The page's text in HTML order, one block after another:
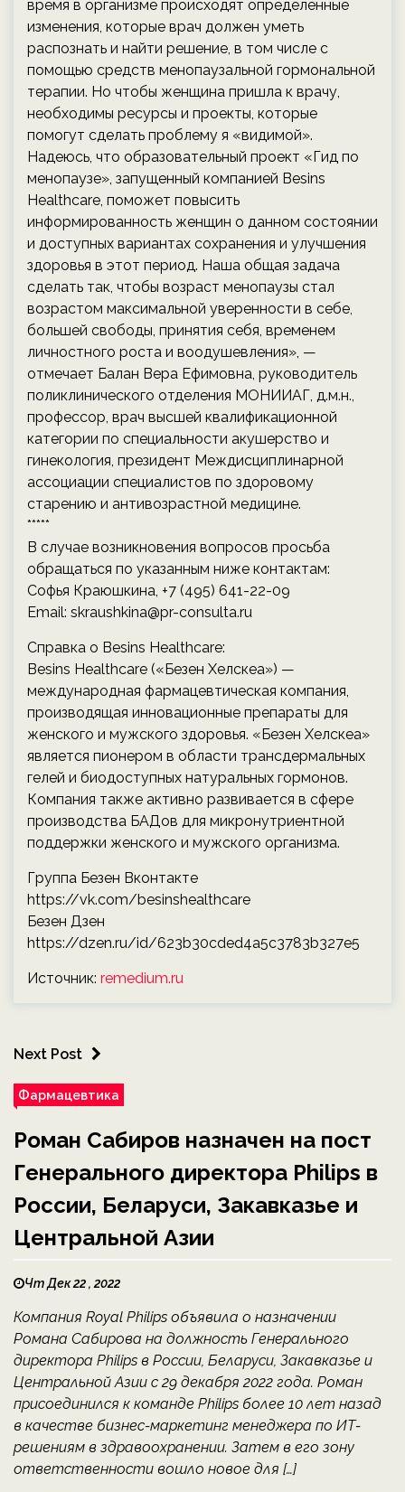
время в организме происходят определенные
изменения, которые врач должен уметь
распознать и найти решение, в том числе с
помощью средств менопаузальной гормональной
терапии. Но чтобы женщина пришла к врачу,
необходимы ресурсы и проекты, которые
помогут сделать проблему я «видимой».
Надеюсь, что образовательный проект «Гид по
менопаузе», запущенный компанией Besins
Healthcare, поможет повысить
информированность женщин о данном состоянии
и доступных вариантах сохранения и улучшения
здоровья в этот период. Наша общая задача
сделать так, чтобы возраст менопаузы стал
возрастом максимальной уверенности в себе,
большей свободы, принятия себя, временем
личностного роста и воодушевления», —
отмечает Балан Вера Ефимовна, руководитель
поликлинического отделения МОНИИАГ, д.м.н.,
профессор, врач высшей квалификационной
категории по специальности акушерство и
гинекология, президент Междисциплинарной
ассоциации специалистов по здоровому
старению и антивозрастной медицине.
*****
В случае возникновения вопросов просьба
обращаться по указанным ниже контактам:
Софья Краюшкина, +7 (495) 641-22-09
Email: skraushkina@pr-consulta.ru
Справка о Besins Healthcare:
Besins Healthcare («Безен Хелскеа») —
международная фармацевтическая компания,
производящая инновационные препараты для
женского и мужского здоровья. «Безен Хелскеа»
является пионером в области трансдермальных
гелей и биодоступных натуральных гормонов.
Компания также активно развивается в сфере
производства БАДов для микронутриентной
поддержки женского и мужского организма.
Группа Безен Вконтакте
https://vk.com/besinshealthcare
Безен Дзен
https://dzen.ru/id/623b30cded4a5c3783b327e5
Источник: remedium.ru
Next Post
Фармацевтика
Роман Сабиров назначен на пост
Генерального директора Philips в
России, Беларуси, Закавказье и
Центральной Азии
Чт Дек 22 , 2022
Компания Royal Philips объявила о назначении
Романа Сабирова на должность Генерального
директора Philips в России, Беларуси, Закавказье и
Центральной Азии с 29 декабря 2022 года. Роман
присоединился к команде Philips более 10 лет назад
в качестве бизнес-маркетинг менеджера по ИТ-
решениям в здравоохранении. Затем в его зону
ответственности вошло новое для […]